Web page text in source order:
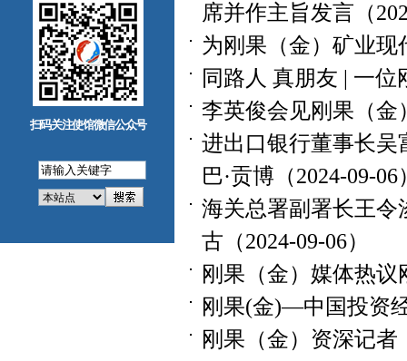
扫码关注使馆微信公众号
席并作主旨发言（
为刚果（金）矿业现
同路人 真朋友 | 一位
李英俊会见刚果（金
进出口银行董事长吴
巴·贡博（2024-09-06
海关总署副署长王令
古（2024-09-06）
刚果（金）媒体热议
刚果(金)—中国投资
刚果（金）资深记者